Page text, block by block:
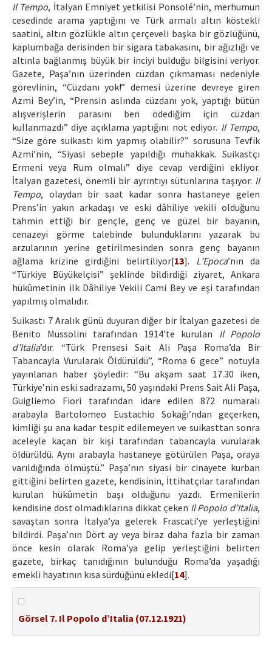
Il Tempo, İtalyan Emniyet yetkilisi Ponsolé’nin, merhumun
cesedinde arama yaptığını ve Türk armalı altın köstekli
saatini, altın gözlükle altın çerçeveli başka bir gözlüğünü,
kaplumbağa derisinden bir sigara tabakasını, bir ağızlığı ve
altınla bağlanmış büyük bir inciyi bulduğu bilgisini veriyor.
Gazete, Paşa’nın üzerinden cüzdan çıkmaması nedeniyle
görevlinin, “Cüzdanı yok!” demesi üzerine devreye giren
Azmi Bey’in, “Prensin aslında cüzdanı yok, yaptığı bütün
alışverişlerin parasını ben ödediğim için cüzdan
kullanmazdı” diye açıklama yaptığını not ediyor. Il Tempo,
“Size göre suikastı kim yapmış olabilir?” sorusuna Tevfik
Azmi’nin, “Siyasi sebeple yapıldığı muhakkak. Suikastçı
Ermeni veya Rum olmalı” diye cevap verdiğini ekliyor.
İtalyan gazetesi, önemli bir ayrıntıyı sütunlarına taşıyor. Il
Tempo, olaydan bir saat kadar sonra hastaneye gelen
Prens’in yakın arkadaşı ve eski dâhiliye vekili olduğunu
tahmin ettiği bir gençle, genç ve güzel bir bayanın,
cenazeyi görme talebinde bulunduklarını yazarak bu
arzularının yerine getirilmesinden sonra genç bayanın
ağlama krizine girdiğini belirtiliyor[13]. L’Epoca’nın da
“Türkiye Büyükelçisi” şeklinde bildirdiği ziyaret, Ankara
hükûmetinin ilk Dâhiliye Vekili Cami Bey ve eşi tarafından
yapılmış olmalıdır.
Suikastı 7 Aralık günü duyuran diğer bir İtalyan gazetesi de
Benito Mussolini tarafından 1914’te kurulan Il Popolo
d’Italia’dır. “Türk Prensesi Sait Ali Paşa Roma’da Bir
Tabancayla Vurularak Öldürüldü”, “Roma 6 gece” notuyla
yayınlanan haber şöyledir: “Bu akşam saat 17.30 iken,
Türkiye’nin eski sadrazamı, 50 yaşındaki Prens Sait Ali Paşa,
Guigliemo Fiori tarafından idare edilen 872 numaralı
arabayla Bartolomeo Eustachio Sokağı’ndan geçerken,
kimliği şu ana kadar tespit edilemeyen ve suikasttan sonra
aceleyle kaçan bir kişi tarafından tabancayla vurularak
öldürüldü. Aynı arabayla hastaneye götürülen Paşa, oraya
varıldığında ölmüştü.” Paşa’nın siyasi bir cinayete kurban
gittiğini belirten gazete, kendisinin, İttihatçılar tarafından
kurulan hükûmetin başı olduğunu yazdı. Ermenilerin
kendisine dost olmadıklarına dikkat çeken Il Popolo d’Italia,
savaştan sonra İtalya’ya gelerek Frascati’ye yerleştiğini
bildirdi. Paşa’nın Dört ay veya biraz daha fazla bir zaman
önce kesin olarak Roma’ya gelip yerleştiğini belirten
gazete, birkaç tanıdığının bulunduğu Roma’da yaşadığı
emekli hayatının kısa sürdüğünü ekledi[14].
Görsel 7. Il Popolo d’Italia (07.12.1921)